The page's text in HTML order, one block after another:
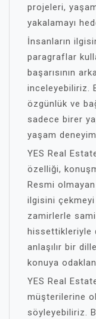
projeleri,
yakalamayı
İnsanların
paragraflar
başarısının
inceleyebiliriz.
özgünlük ve
sadece birer
yaşam
YES Real
özelliği,
Resmi
ilgisini
zamirlerle
hissettikleriyle
anlaşılır bir
konuya
YES Real
müşterilerine
söyleyebiliriz.